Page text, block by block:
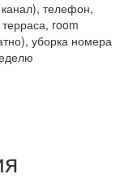
телефон,
room
уборка номера